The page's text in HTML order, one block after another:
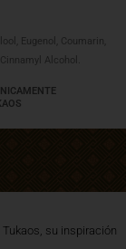
Eugenol, Coumarin,
Alcohol.
su inspiración